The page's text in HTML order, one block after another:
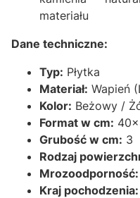
materiału
Dane techniczne:
Typ: Płytka
Materiał: Wapień
Kolor: Beżowy /
Format w cm:
Grubość w cm: 3
Rodzaj
Mrozoodporność:
Kraj pochodzenia: